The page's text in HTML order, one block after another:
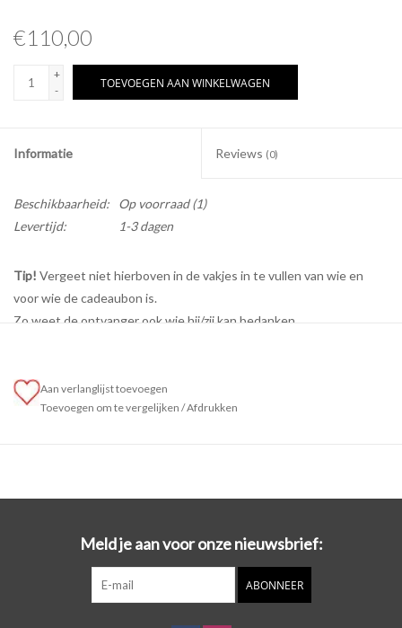
€110,00
+
-
TOEVOEGEN AAN WINKELWAGEN
Informatie Reviews (0)
Beschikbaarheid: Op voorraad(1)
Levertijd:
1-3 dagen
Tip! Vergeet niet hierboven in de vakjes in te vullen van wie en
voor wie de cadeaubon is.
Zo weet de ontvanger ook wie hij/zij kan bedanken.
Wil je graag een cadeaubon met een specifieke waarde die je hier
Aan verlanglijst toevoegen
Toevoegen om te vergelijken /Afdrukken
Meld je aan voor onze nieuwsbrief:
ABONNEER